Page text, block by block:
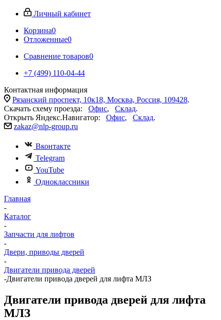
Личный кабинет
Корзина0
Отложенные0
Сравнение товаров0
+7 (499) 110-04-44
Контактная информация
Рязанский проспект, 10к18, Москва, Россия, 109428.
Скачать схему проезда: Офис, Склад.
Открыть Яндекс.Навигатор: Офис, Склад.
zakaz@nlp-group.ru
Вконтакте
Telegram
YouTube
Одноклассники
Главная
-
Каталог
-
Запчасти для лифтов
-
Двери, приводы дверей
-
Двигатели привода дверей
-Двигатели привода дверей для лифта МЛЗ
Двигатели привода дверей для лифта
МЛЗ